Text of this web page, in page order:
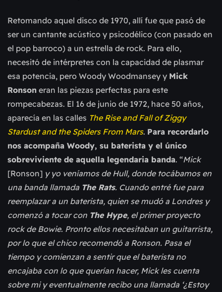
Retomando aquel disco de 1970, allí fue que pasó de
ser un cantante acústico y psicodélico (con pasado en
el pop barroco) a un estrella de rock. Para ello,
necesitó de intérpretes con la capacidad de plasmar
esa potencia, pero Woody Woodmansey y Mick
Ronson eran las piezas perfectas para este
rompecabezas. El 16 de junio de 1972, hace 50 años,
aparecía en las calles The Rise and Fall of Ziggy
Stardust and the Spiders From Mars. Para recordarlo
nos acompaña Woody, su baterista y el único
sobreviviente de aquella legendaria banda. “Mick
[Ronson] y yo veníamos de Hull, donde tocábamos en
una banda llamada The Rats. Cuando entré fue para
reemplazar a un baterista, quien se mudó a Londres y
comenzó a tocar con The Hype, el primer proyecto
rock de Bowie. Pronto ellos necesitaban un guitarrista,
por lo que el chico recomendó a Ronson. Pasa el
tiempo y comienzan a sentir que el baterista no
encajaba con lo que querían hacer, Mick les cuenta
sobre mi y eventualmente recibo una llamada ‘¿Estoy